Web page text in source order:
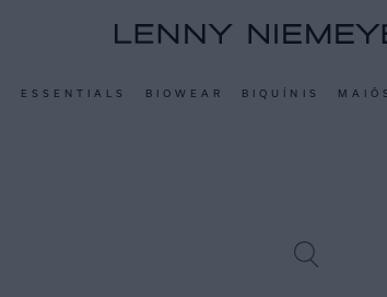
ESSENTIALS BIOWEAR BIQUÍNIS MAIÔS